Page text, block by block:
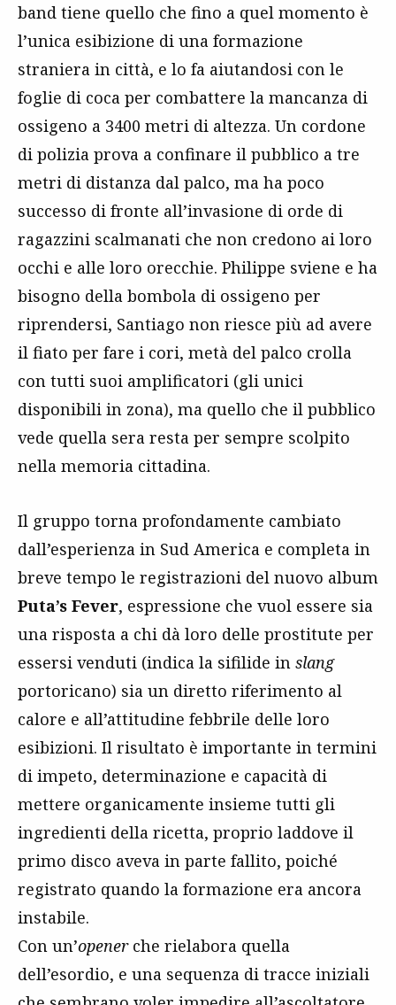
band tiene quello che fino a quel momento è
l’unica esibizione di una formazione
straniera in città, e lo fa aiutandosi con le
foglie di coca per combattere la mancanza di
ossigeno a 3400 metri di altezza. Un cordone
di polizia prova a confinare il pubblico a tre
metri di distanza dal palco, ma ha poco
successo di fronte all’invasione di orde di
ragazzini scalmanati che non credono ai loro
occhi e alle loro orecchie. Philippe sviene e ha
bisogno della bombola di ossigeno per
riprendersi, Santiago non riesce più ad avere
il fiato per fare i cori, metà del palco crolla
con tutti suoi amplificatori (gli unici
disponibili in zona), ma quello che il pubblico
vede quella sera resta per sempre scolpito
nella memoria cittadina.
Il gruppo torna profondamente cambiato
dall’esperienza in Sud America e completa in
breve tempo le registrazioni del nuovo album
Puta’s Fever, espressione che vuol essere sia
una risposta a chi dà loro delle prostitute per
essersi venduti (indica la sifilide in slang
portoricano) sia un diretto riferimento al
calore e all’attitudine febbrile delle loro
esibizioni. Il risultato è importante in termini
di impeto, determinazione e capacità di
mettere organicamente insieme tutti gli
ingredienti della ricetta, proprio laddove il
primo disco aveva in parte fallito, poiché
registrato quando la formazione era ancora
instabile.
Con un’openerche rielabora quella
dell’esordio, e una sequenza di tracce iniziali